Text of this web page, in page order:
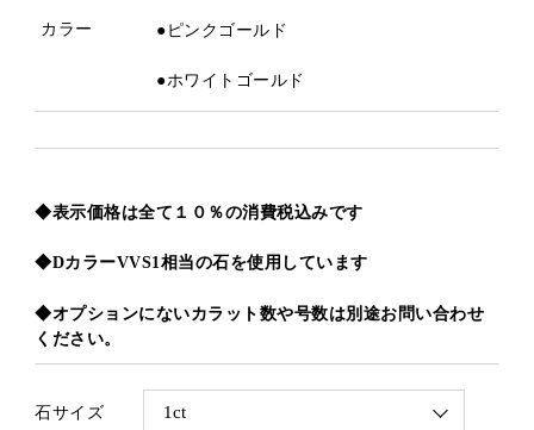
カラー ●ピンクゴールド
●ホワイトゴールド
◆表示価格は全て１０％の消費税込みです
◆DカラーVVS1相当の石を使用しています
◆オプションにないカラット数や号数は別途お問い合わせ
ください。
石サイズ